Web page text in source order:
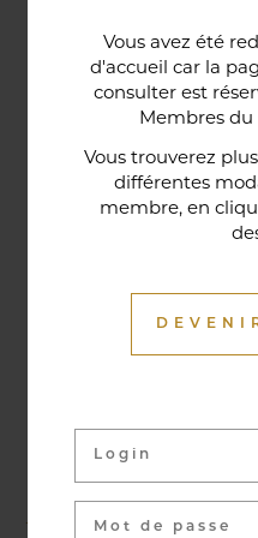
Vous avez été
d'accueil car la
consulter est
Membres du
Vous trouverez
différentes
membre, en
historique de la
cette trace du passé
être en ces lieux et
contribuent à la
restaurant
relooké en janvier
vous
Activités &